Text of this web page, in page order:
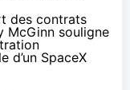
des contrats
McGinn souligne
d’un SpaceX